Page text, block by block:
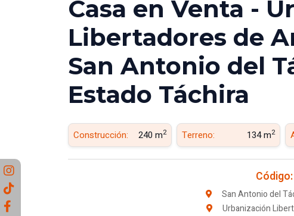
Casa en Venta -
Libertadores de
San Antonio del
Estado Táchira
Construcción: 240 m2 Terreno: 134 m2
Código:
San Antonio del
Urbanización